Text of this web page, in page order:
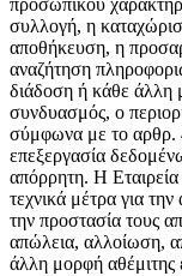
προσωπικού
συλλογή, η
αποθήκευση, η
αναζήτηση
διάδοση ή κάθε άλλη
συνδυασμός, ο
σύμφωνα με το
επεξεργασία
απόρρητη. Η
τεχνικά μέτρα για
την προστασία τους
απώλεια, αλλοίωση,
άλλη μορφή αθέμιτης